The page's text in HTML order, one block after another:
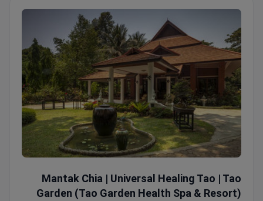
Mantak Chia | Universal Healing Tao | Tao
Garden (Tao Garden Health Spa & Resort)